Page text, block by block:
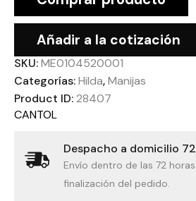
Añadir a la cotización
SKU:ME0104520001
Categorías:Hilda,Manijas
Product ID:28407
CANTOL
Despacho a domicilio
Envío dentro de las 72
finalización del pedido.